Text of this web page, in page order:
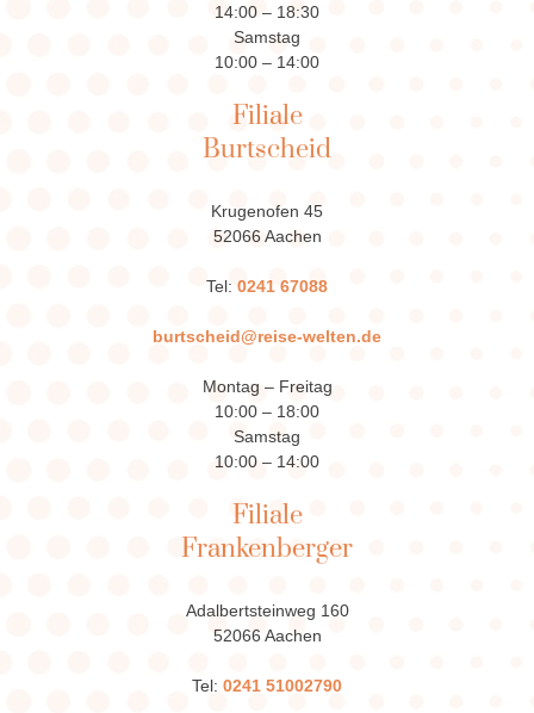
14:00 – 18:30
Samstag
10:00 – 14:00
Filiale
Burtscheid
Krugenofen 45
52066 Aachen
Tel: 0241 67088
burtscheid@reise-welten.de
Montag – Freitag
10:00 – 18:00
Samstag
10:00 – 14:00
Filiale
Frankenberger
Adalbertsteinweg 160
52066 Aachen
Tel: 0241 51002790